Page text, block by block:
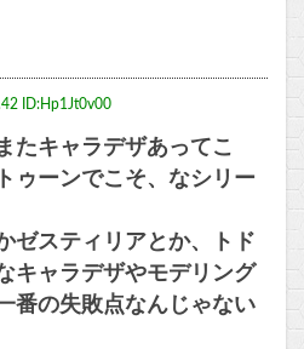
ID:Hp1Jt0v00
たキャラデザあってこ
ゥーンでこそ、なシリー
ゼスティリアとか、トド
キャラデザやモデリング
番の失敗点なんじゃない